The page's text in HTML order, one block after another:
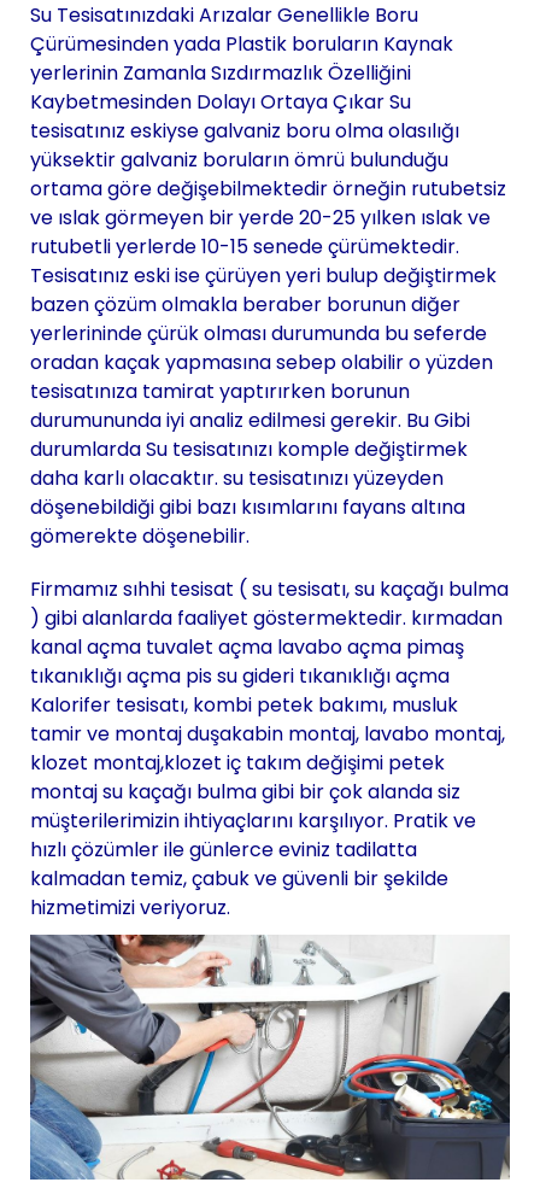
Su Tesisatınızdaki Arızalar Genellikle Boru
Çürümesinden yada Plastik boruların Kaynak
yerlerinin Zamanla Sızdırmazlık Özelliğini
Kaybetmesinden Dolayı Ortaya Çıkar Su
tesisatınız eskiyse galvaniz boru olma olasılığı
yüksektir galvaniz boruların ömrü bulunduğu
ortama göre değişebilmektedir örneğin rutubetsiz
ve ıslak görmeyen bir yerde 20-25 yılken ıslak ve
rutubetli yerlerde 10-15 senede çürümektedir.
Tesisatınız eski ise çürüyen yeri bulup değiştirmek
bazen çözüm olmakla beraber borunun diğer
yerlerininde çürük olması durumunda bu seferde
oradan kaçak yapmasına sebep olabilir o yüzden
tesisatınıza tamirat yaptırırken borunun
durumununda iyi analiz edilmesi gerekir. Bu Gibi
durumlarda Su tesisatınızı komple değiştirmek
daha karlı olacaktır. su tesisatınızı yüzeyden
döşenebildiği gibi bazı kısımlarını fayans altına
gömerekte döşenebilir.
Firmamız sıhhi tesisat ( su tesisatı, su kaçağı bulma
) gibi alanlarda faaliyet göstermektedir. kırmadan
kanal açma tuvalet açma lavabo açma pimaş
tıkanıklığı açma pis su gideri tıkanıklığı açma
Kalorifer tesisatı, kombi petek bakımı, musluk
tamir ve montaj duşakabin montaj, lavabo montaj,
klozet montaj,klozet iç takım değişimi petek
montaj su kaçağı bulma gibi bir çok alanda siz
müşterilerimizin ihtiyaçlarını karşılıyor. Pratik ve
hızlı çözümler ile günlerce eviniz tadilatta
kalmadan temiz, çabuk ve güvenli bir şekilde
hizmetimizi veriyoruz.